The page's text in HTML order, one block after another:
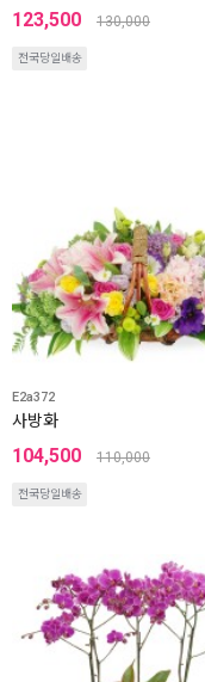
123,500 130,000
전국당일배송
E2a372
사방화
104,500 110,000
전국당일배송